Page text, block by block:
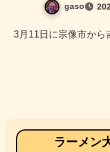
gaso
3月11日に宗像市から吉塚本町に移転オープンされた麺屋
ラーメン